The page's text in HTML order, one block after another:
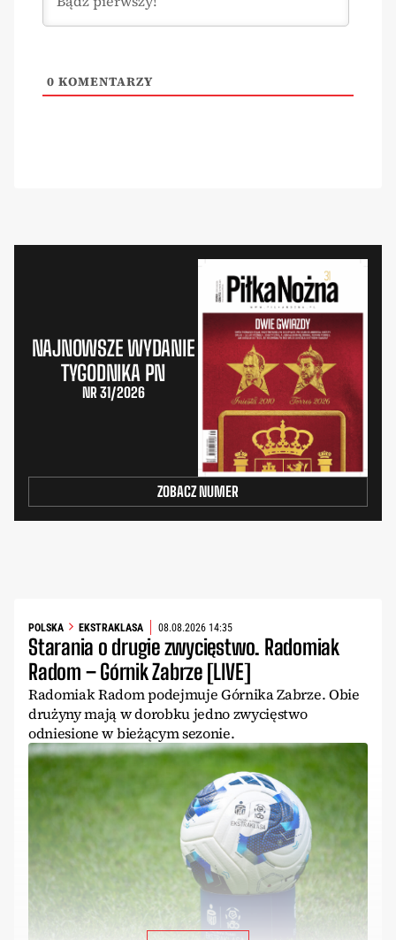
0 KOMENTARZY
NAJNOWSZE WYDANIE
TYGODNIKA PN
NR 31/2026
ZOBACZ NUMER
POLSKA EKSTRAKLASA 08.08.2026 14:35
Starania o drugie zwycięstwo. Radomiak
Radom – Górnik Zabrze [LIVE]
Radomiak Radom podejmuje Górnika Zabrze. Obie
drużyny mają w dorobku jedno zwycięstwo
odniesione w bieżącym sezonie.